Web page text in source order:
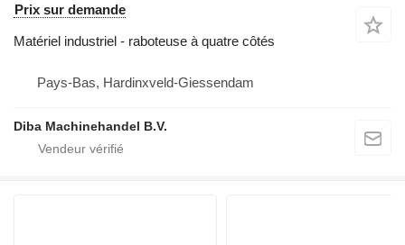
Prix sur demande
Matériel industriel - raboteuse à quatre côtés
Pays-Bas, Hardinxveld-Giessendam
Diba Machinehandel B.V.